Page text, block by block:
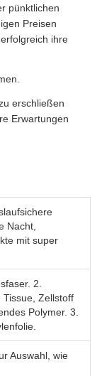
pünktlichen
Preisen
ihre
erschließen
Erwartungen
Nacht,
mit super
2.
Zellstoff
Polymer. 3.
Auswahl, wie